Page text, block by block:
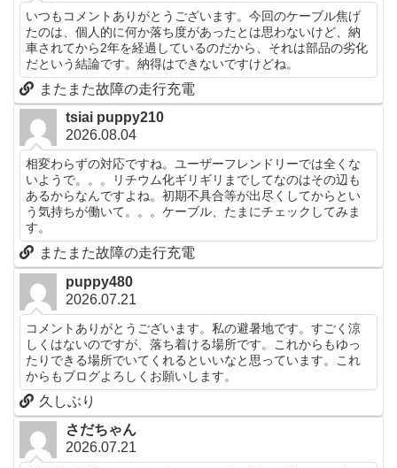
いつもコメントありがとうございます。今回のケーブル焦げ
たのは、個人的に何か落ち度があったとは思わないけど、納
車されてから2年を経過しているのだから、それは部品の劣化
だという結論です。納得はできないですけどね。
またまた故障の走行充電
tsiai puppy210
2026.08.04
相変わらずの対応ですね。ユーザーフレンドリーでは全くな
いようで。。。リチウム化ギリギリまでしてなのはその辺も
あるからなんですよね。初期不具合等が出尽くしてからとい
う気持ちが働いて。。。ケーブル、たまにチェックしてみま
す。
またまた故障の走行充電
puppy480
2026.07.21
コメントありがとうございます。私の避暑地です。すごく涼
しくはないのですが、落ち着ける場所です。これからもゆっ
たりできる場所でいてくれるといいなと思っています。これ
からもブログよろしくお願いします。
久しぶり
さだちゃん
2026.07.21